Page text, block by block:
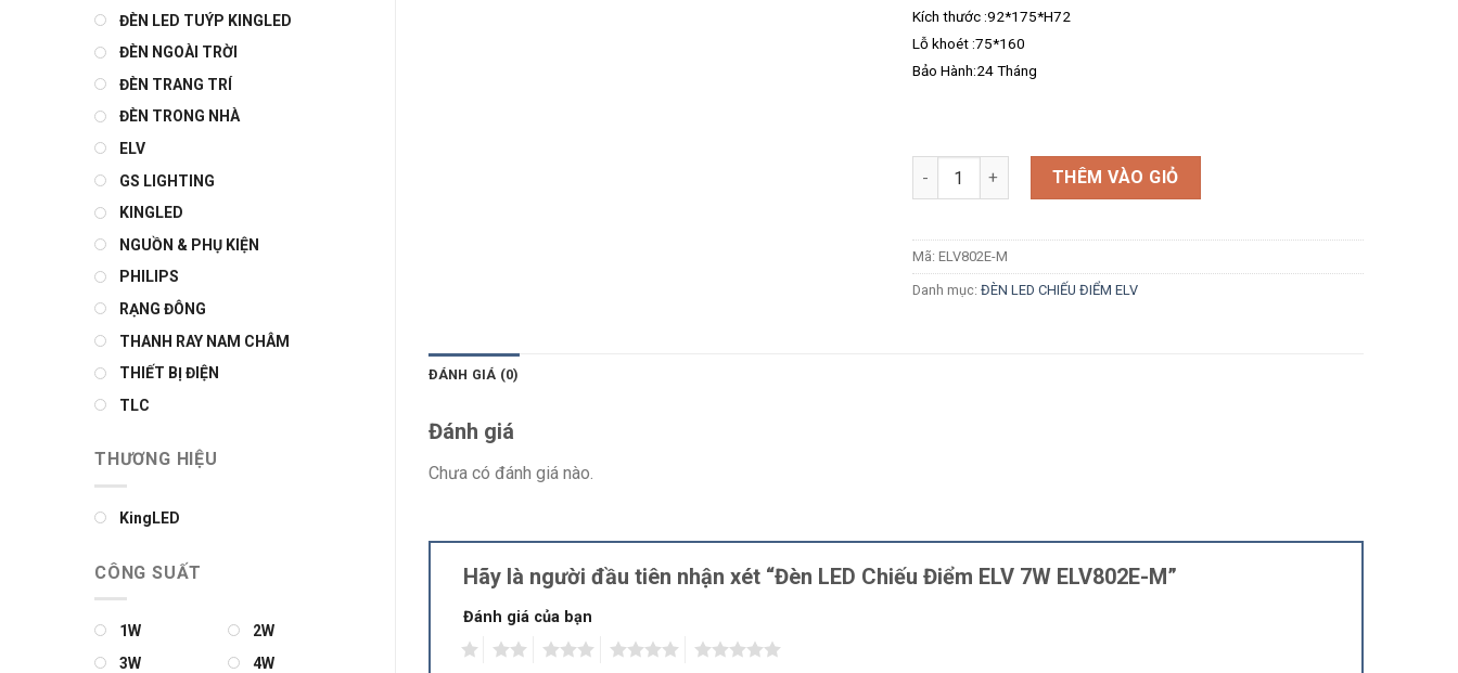
Kích thước :92*175*H72
Lỗ khoét :75*160
Bảo Hành:24 Tháng
Số lượng THÊM VÀO GIỎ
Mã: ELV802E-M
Danh mục: ĐÈN LED CHIẾU ĐIỂM ELV
ĐÁNH GIÁ (0)
Đánh giá
Chưa có đánh giá nào.
Hãy là người đầu tiên nhận xét “Đèn LED Chiếu Điểm ELV 7W ELV802E-M”
Đánh giá của bạn
ĐÈN LED TUÝP KINGLED
ĐÈN NGOÀI TRỜI
ĐÈN TRANG TRÍ
ĐÈN TRONG NHÀ
ELV
GS LIGHTING
KINGLED
NGUỒN & PHỤ KIỆN
PHILIPS
RẠNG ĐÔNG
THANH RAY NAM CHÂM
THIẾT BỊ ĐIỆN
TLC
THƯƠNG HIỆU
KingLED
CÔNG SUẤT
1W
2W
3W
4W